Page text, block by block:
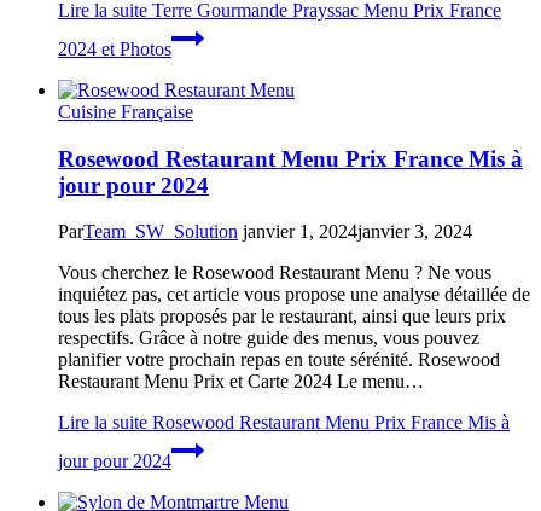
Lire la suite Terre Gourmande Prayssac Menu Prix France
2024 et Photos
Cuisine Française
Rosewood Restaurant Menu Prix France Mis à
jour pour 2024
ParTeam_SW_Solution janvier 1, 2024janvier 3, 2024
Vous cherchez le Rosewood Restaurant Menu ? Ne vous
inquiétez pas, cet article vous propose une analyse détaillée de
tous les plats proposés par le restaurant, ainsi que leurs prix
respectifs. Grâce à notre guide des menus, vous pouvez
planifier votre prochain repas en toute sérénité. Rosewood
Restaurant Menu Prix et Carte 2024 Le menu…
Lire la suite Rosewood Restaurant Menu Prix France Mis à
jour pour 2024